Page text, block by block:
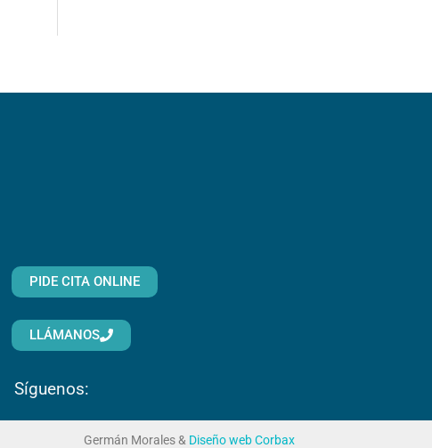
PIDE CITA ONLINE
LLÁMANOS
Síguenos:
Germán Morales & Diseño web Corbax